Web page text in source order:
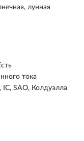
лунная
тока
IC, SAO, Колдуэлла